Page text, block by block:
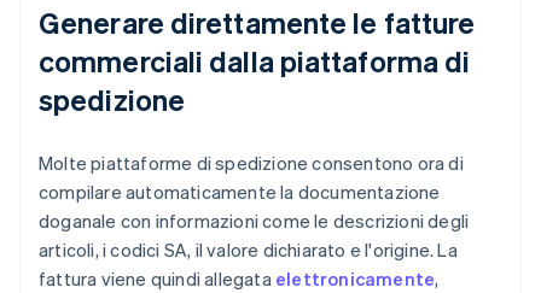
Generare direttamente le fatture
commerciali dalla piattaforma di
spedizione
Molte piattaforme di spedizione consentono ora di
compilare automaticamente la documentazione
doganale con informazioni come le descrizioni degli
articoli, i codici SA, il valore dichiarato e l'origine. La
fattura viene quindi allegata elettronicamente,